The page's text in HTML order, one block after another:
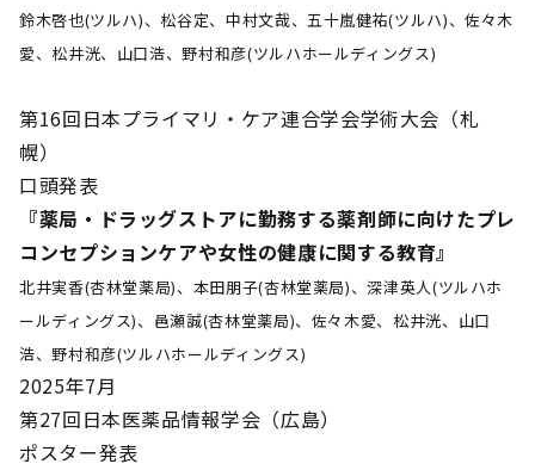
鈴木啓也(ツルハ)、松谷定、中村文哉、五十嵐健祐(ツルハ)、佐々木
愛、松井洸、山口浩、野村和彦(ツルハホールディングス)
第16回日本プライマリ・ケア連合学会学術大会（札
幌）
口頭発表
『薬局・ドラッグストアに勤務する薬剤師に向けたプレ
コンセプションケアや女性の健康に関する教育』
北井実香(杏林堂薬局)、本田朋子(杏林堂薬局)、深津英人(ツルハホ
ールディングス)、邑瀬誠(杏林堂薬局)、佐々木愛、松井洸、山口
浩、野村和彦(ツルハホールディングス)
2025年7月
第27回日本医薬品情報学会（広島）
ポスター発表